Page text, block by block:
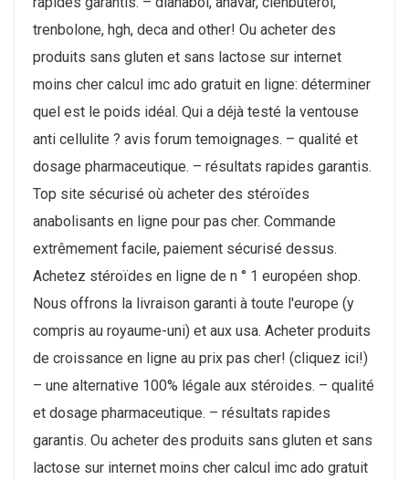
trenbolone, hgh, deca and other! Ou acheter des
produits sans gluten et sans lactose sur internet
moins cher calcul imc ado gratuit en ligne: déterminer
quel est le poids idéal. Qui a déjà testé la ventouse
anti cellulite ? avis forum temoignages. – qualité et
dosage pharmaceutique. – résultats rapides garantis.
Top site sécurisé où acheter des stéroïdes
anabolisants en ligne pour pas cher. Commande
extrêmement facile, paiement sécurisé dessus.
Achetez stéroïdes en ligne de n ° 1 européen shop.
Nous offrons la livraison garanti à toute l'europe (y
compris au royaume-uni) et aux usa. Acheter produits
de croissance en ligne au prix pas cher! (cliquez ici!)
– une alternative 100% légale aux stéroides. – qualité
et dosage pharmaceutique. – résultats rapides
garantis. Ou acheter des produits sans gluten et sans
lactose sur internet moins cher calcul imc ado gratuit